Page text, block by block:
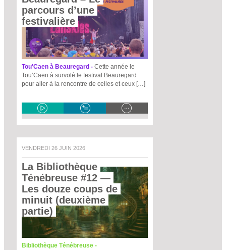
parcours d’une
festivalière
Tou'Caen à Beauregard - Cette année le
Tou’Caen à survolé le festival Beauregard
pour aller à la rencontre de celles et ceux […]
VENDREDI 26 JUIN 2026
La Bibliothèque
Ténébreuse #12 —
Les douze coups de
minuit (deuxième
partie)
Bibliothèque Ténébreuse -